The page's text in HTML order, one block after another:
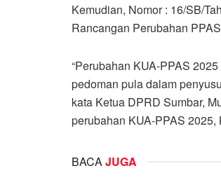
Kemudian, Nomor : 16/SB/
Rancangan Perubahan
“Perubahan KUA-PPAS
pedoman pula dalam
kata Ketua DPRD Sumbar,
perubahan KUA-PPAS
BACAJUGA